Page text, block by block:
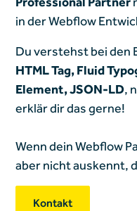
in der Webflow
Du verstehst bei den
HTML Tag, Fluid
Element, JSON-LD,
erklär dir das gerne!
Wenn dein Webflow
aber nicht auskennt,
Kontakt